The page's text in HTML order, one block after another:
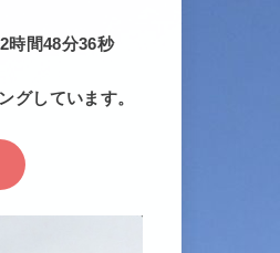
時間48分36秒
グしています。